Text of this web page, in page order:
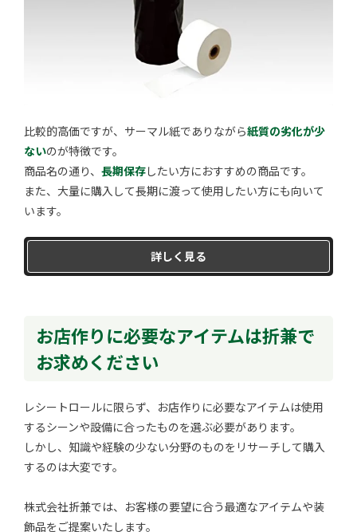
比較的高価ですが、サーマル紙でありながら紙質の劣化が少
ないのが特徴です。
商品名の通り、 長期保存したい方におすすめの商品です。
また、大量に購入して長期に渡って使用したい方にも向いて
います。
詳しく見る
お店作りに必要なアイテムは折兼で
お求めください
レシートロールに限らず、お店作りに必要なアイテムは使用
するシーンや設備に合ったものを選ぶ必要があります。
しかし、知識や経験の少ない分野のものをリサーチして購入
するのは大変です。
株式会社折兼では、お客様の要望に合う最適なアイテムや装
飾品をご提案いたします。